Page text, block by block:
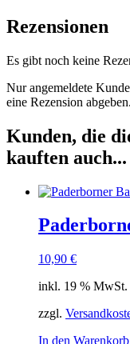
Rezensionen
Es gibt noch keine
Nur angemeldete
eine Rezension abgeben.
Kunden, die
kauften auch...
10,90 €
inkl. 19 % MwSt.
zzgl.
In den Warenkorb